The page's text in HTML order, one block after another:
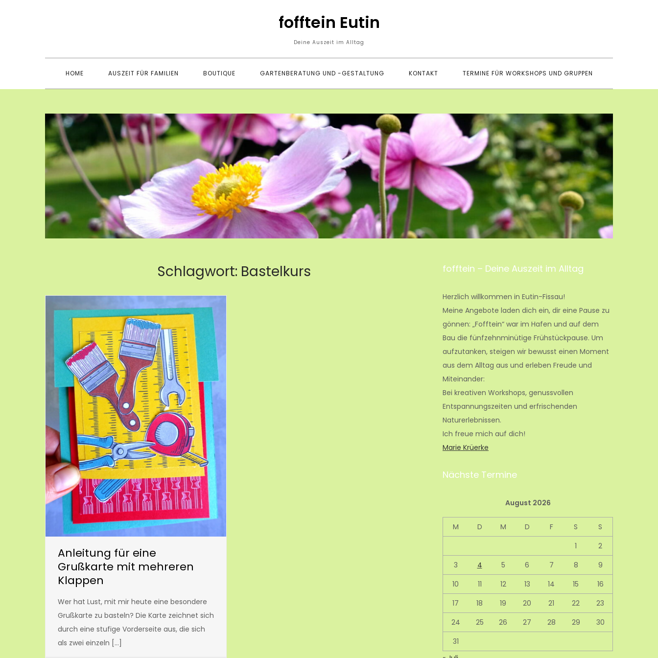
fofftein Eutin
Deine Auszeit im Alltag
HOME AUSZEIT FÜR FAMILIEN BOUTIQUE GARTENBERATUNG UND -GESTALTUNG KONTAKT TERMINE FÜR WORKSHOPS UND GRUPPEN
Schlagwort: Bastelkurs
Anleitung für eine
Grußkarte mit mehreren
Klappen
Wer hat Lust, mit mir heute eine besondere
Grußkarte zu basteln? Die Karte zeichnet sich
durch eine stufige Vorderseite aus, die sich
als zwei einzeln […]
fofftein – Deine Auszeit im Alltag
Herzlich willkommen in Eutin-Fissau!
Meine Angebote laden dich ein, dir eine Pause zu
gönnen: „Fofftein“ war im Hafen und auf dem
Bau die fünfzehnminütige Frühstückpause. Um
aufzutanken, steigen wir bewusst einen Moment
aus dem Alltag aus und erleben Freude und
Miteinander:
Bei kreativen Workshops, genussvollen
Entspannungszeiten und erfrischenden
Naturerlebnissen.
Ich freue mich auf dich!
Marie Krüerke
Nächste Termine
August 2026
M D M D F S
S
1
2
3
4 5 6 7 8
9
10
11 12 13 14 15
16
17
18 19 20 21 22
23
24
25 26 27 28 29
30
31